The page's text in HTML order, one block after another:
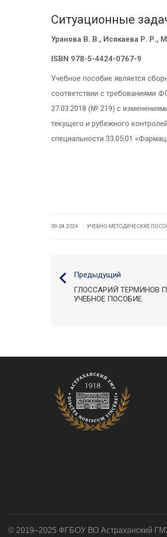
Ситуационные
Уранова В. В., Исякаева Р. Р.,
ISBN 978-5-4424-0767-9
Учебное пособие является
соответствии с требованиями
27.03.2018 (№ 219) с
текущего и рубежного
специальности 33.05.01
09.04.2024 УЧЕБНО-МЕТОДИЧЕСКИЕ
Предыдущий
ГЛОССАРИЙ ТЕРМИНОВ
УЧЕБНОЕ ПОСОБИЕ.
© 2019–2025 ФГБОУ ВО Астраханский